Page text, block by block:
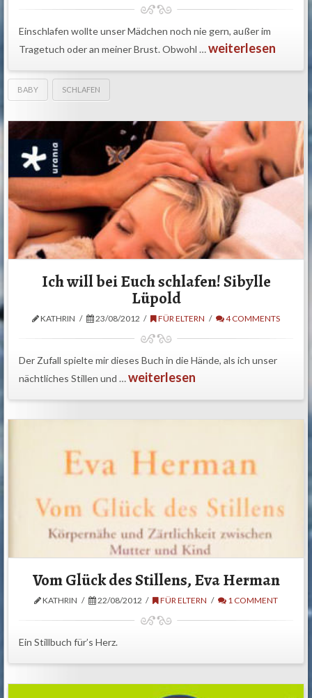
Einschlafen wollte unser Mädchen noch nie gern, außer im
Tragetuch oder an meiner Brust. Obwohl …weiterlesen
BABY SCHLAFEN
Ich will bei Euch schlafen! Sibylle
Lüpold
KATHRIN 23/08/2012 FÜR ELTERN 4 COMMENTS
Der Zufall spielte mir dieses Buch in die Hände, als ich unser
nächtliches Stillen und …weiterlesen
Vom Glück des Stillens, Eva Herman
KATHRIN 22/08/2012 FÜR ELTERN 1 COMMENT
Ein Stillbuch für’s Herz.